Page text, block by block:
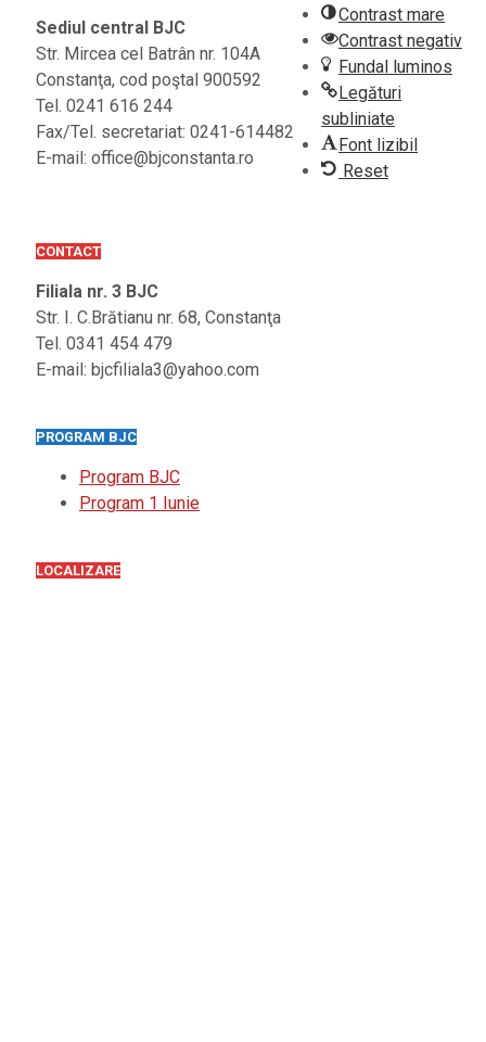
Sediul central BJC
Str. Mircea cel Batrân nr. 104A
Constanţa, cod poştal 900592
Tel. 0241 616 244
Fax/Tel. secretariat: 0241-614482
E-mail: office@bjconstanta.ro
CONTACT
Filiala nr. 3 BJC
Str. I. C.Brătianu nr. 68, Constanţa
Tel. 0341 454 479
E-mail: bjcfiliala3@yahoo.com
PROGRAM BJC
Program BJC
Program 1 Iunie
LOCALIZARE
Contrast mare
Contrast negativ
Fundal luminos
Legături
subliniate
Font lizibil
Reset